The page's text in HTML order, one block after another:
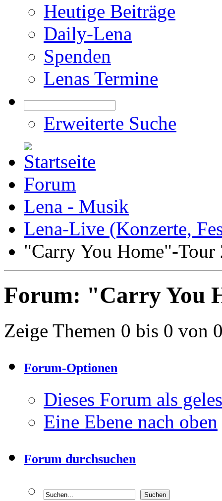
Heutige Beiträge
Daily-Lena
Spenden
Lenas Termine
Erweiterte Suche
Forum
Lena - Musik
Lena-Live (Konzerte,
"Carry You Home"-Tour
Forum: "Carry You
Zeige Themen 0 bis 0 von
Forum-Optionen
Dieses Forum als
Eine Ebene nach oben
Forum durchsuchen